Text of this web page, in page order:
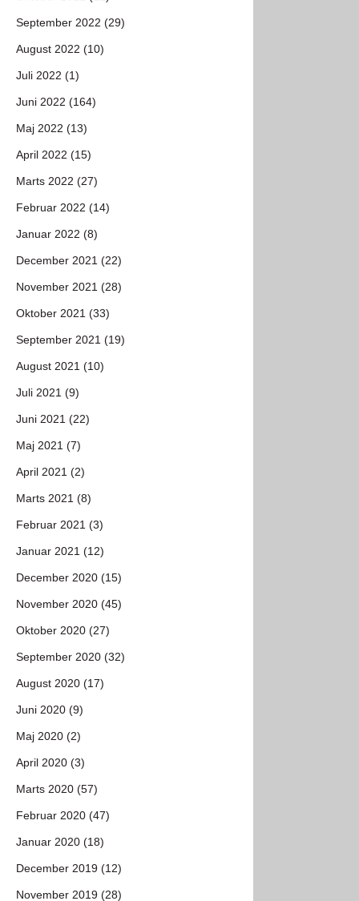
September 2022 (29)
August 2022 (10)
Juli 2022 (1)
Juni 2022 (164)
Maj 2022 (13)
April 2022 (15)
Marts 2022 (27)
Februar 2022 (14)
Januar 2022 (8)
December 2021 (22)
November 2021 (28)
Oktober 2021 (33)
September 2021 (19)
August 2021 (10)
Juli 2021 (9)
Juni 2021 (22)
Maj 2021 (7)
April 2021 (2)
Marts 2021 (8)
Februar 2021 (3)
Januar 2021 (12)
December 2020 (15)
November 2020 (45)
Oktober 2020 (27)
September 2020 (32)
August 2020 (17)
Juni 2020 (9)
Maj 2020 (2)
April 2020 (3)
Marts 2020 (57)
Februar 2020 (47)
Januar 2020 (18)
December 2019 (12)
November 2019 (28)